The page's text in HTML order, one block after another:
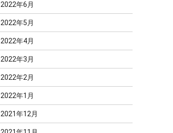
2022年6月
2022年5月
2022年4月
2022年3月
2022年2月
2022年1月
2021年12月